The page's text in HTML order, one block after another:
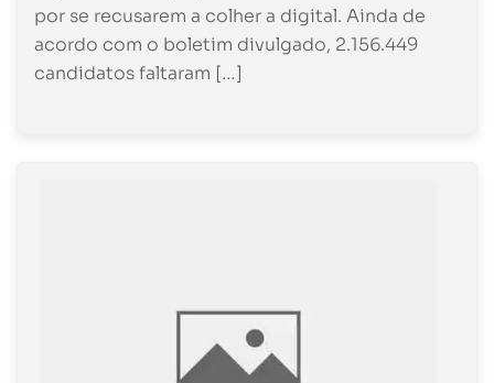
por se recusarem a colher a digital. Ainda de
acordo com o boletim divulgado, 2.156.449
candidatos faltaram […]